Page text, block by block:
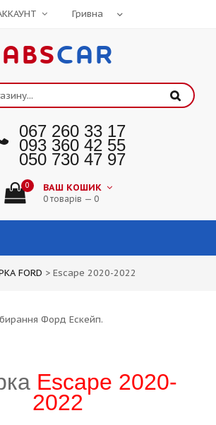
ABSCAR
067 260 33 17
093 360 42 55
050 730 47 97
0 ВАШ КОШИК
0 товарів — 0
FORD > Escape 2020-2022
Форд Ескейп.
Escape 2020-
2022